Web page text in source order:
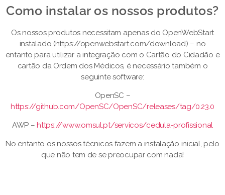
Como instalar os nossos produtos?​
Os nossos produtos necessitam apenas do OpenWebStart
instalado (https://openwebstart.com/download) – no
entanto para utilizar a integração com o Cartão do Cidadão e
cartão da Ordem dos Médicos, é necessário também o
seguinte software:
OpenSC –
https://github.com/OpenSC/OpenSC/releases/tag/0.23.0
AWP –https://www.omsul.pt/servicos/cedula-profissional
No entanto os nossos técnicos fazem a instalação inicial, pelo
que não tem de se preocupar com nada!